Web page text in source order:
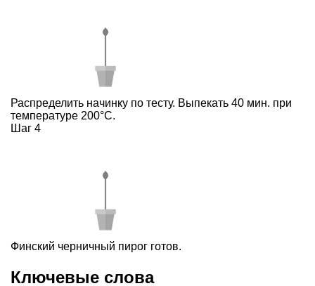
Распределить начинку по тесту. Выпекать 40 мин. при
температуре 200°С.
Шаг 4
Финский черничный пирог готов.
Ключевые слова